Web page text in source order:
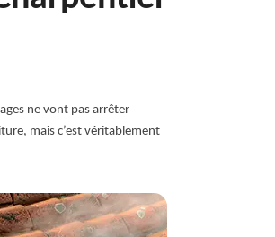
ne vont pas arrêter
mais c’est véritablement